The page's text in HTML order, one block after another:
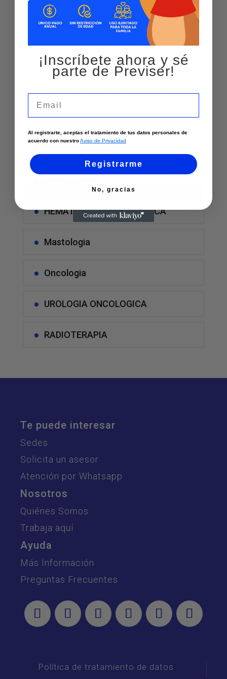
CIRUGIA ONCOLOGICA
COLOPROCTOLOGIA
DOLOR Y CUIDADOS PALIATIVOS
HEMATOLOGIA ONCOLOGICA
Mastologia
Oncologia
UROLOGIA ONCOLOGICA
RADIOTERAPIA
Te puede interesar
Sedes
Solicita un asesor
Atención por Whatsapp
Nosotros
Quiénes Somos
Trabaja aquí
Ayuda
Más Información
Preguntas Frecuentes
Política de tratamiento de datos
¡Inscríbete ahora y sé
parte de Previser!
Al registrarte, aceptas el tratamiento de tus datos personales de
acuerdo con nuestroAviso de Privacidad
Registrarme
No, gracias